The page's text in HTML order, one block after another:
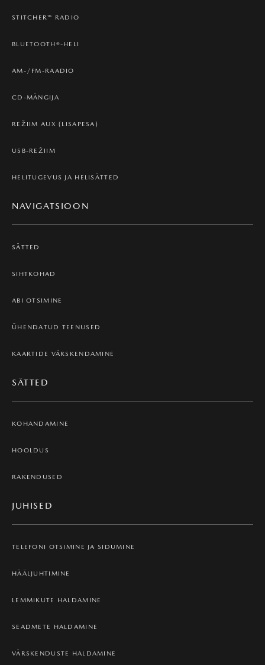
STITCHER™ RADIO
BLUETOOTH®-HELI
AM-/FM-RAADIO
CD-MÄNGIJA
REŽIIM AUX (LISAPESA)
USB-REŽIIM
HELITUGEVUS JA HELISÄTTED
NAVIGATSIOON
SÄTTED
SIHTKOHAD
ABI OTSIMINE
ÜHENDATUD TEENUSED
KAARTIDE VÄRSKENDAMINE
SÄTTED
KOHANDAMINE
HOOLDUS
RAKENDUSED
JUHISED
TELEFONI OTSIMINE JA SIDUMINE
HÄÄLJUHTIMINE
LEMMIKUTE HALDAMINE
SEADMETE HALDAMINE
VÄRSKENDUSTE HALDAMINE